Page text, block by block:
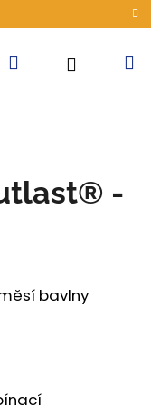
AkceHledat
-
bavlny